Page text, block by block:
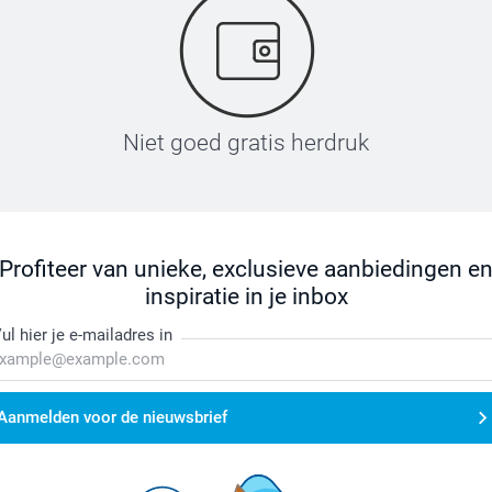
Niet goed gratis herdruk
Profiteer van unieke, exclusieve aanbiedingen en
inspiratie in je inbox
hier je e-mailadres in
voor de nieuwsbrief